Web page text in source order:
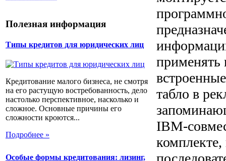
Полезная информация
Типы кредитов для юридических лиц
Кредитование малого бизнеса, не смотря
на его растущую востребованность, дело
настолько перспективное, насколько и
сложное. Основные причины его
сложности кроются...
Подробнее »
Особые формы кредитования: лизинг,
применять
табло в
IBM-